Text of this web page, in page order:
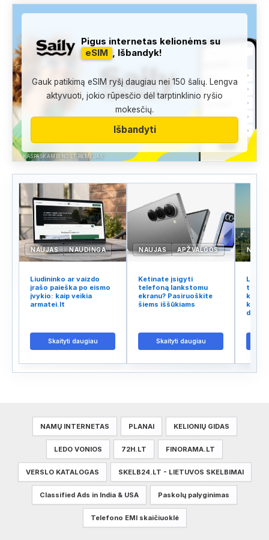
KASPASKAMBINO.LT RĖMĖJAS
Pigus internetas kelionėms su
eSIM
, Išbandyk!
Gauk patikimą eSIM ryšį daugiau nei 150 šalių. Lengva
aktyvuoti, jokio rūpesčio dėl tarptinklinio ryšio
mokesčių.
Išbandyti
NAUJAS NAUDINGA
Liudininko ar vaizdo
įrašo paieška po eismo
įvykio: kaip veikia
armatei.lt
Skaityti daugiau
NAUJAS APŽVALGOS
Ketinate įsigyti
telefoną lankstomu
ekranu? Pasiruoškite
šiems iššūkiams
Skaityti daugiau
tinklo
kodėl
kalba
NAMŲ INTERNETAS PLANAI KELIONIŲ GIDAS
LEDO VONIOS 72H.LT FINORAMA.LT
VERSLO KATALOGAS SKELB24.LT - LIETUVOS SKELBIMAI
Classified Ads in India & USA Paskolų palyginimas
Telefono EMI skaičiuoklė